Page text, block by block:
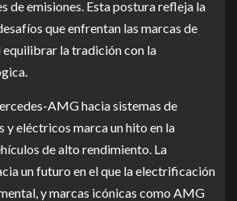
de emisiones. Esta postura refleja la
que enfrentan las marcas de
la tradición con la
AMG hacia sistemas de
eléctricos marca un hito en la
de alto rendimiento. La
un futuro en el que la electrificación
y marcas icónicas como AMG